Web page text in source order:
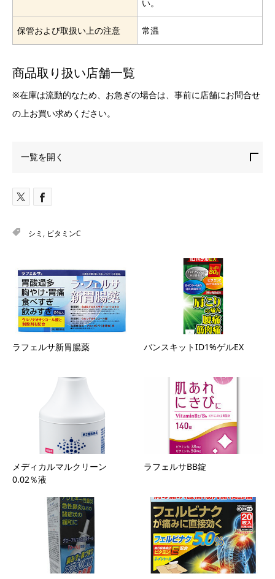
い。
保管および取扱い上の注意 常温
商品取り扱い店舗一覧
※在庫は流動的なため、お急ぎの場合は、事前に店舗にお問合せ
の上お買い求めください。
一覧を開く
シミ , ビタミンC
ラフェルサ新胃腸薬 バンスキットID1%ゲルEX
メディカルマルクリーン
0.02％液
ラフェルサBB錠